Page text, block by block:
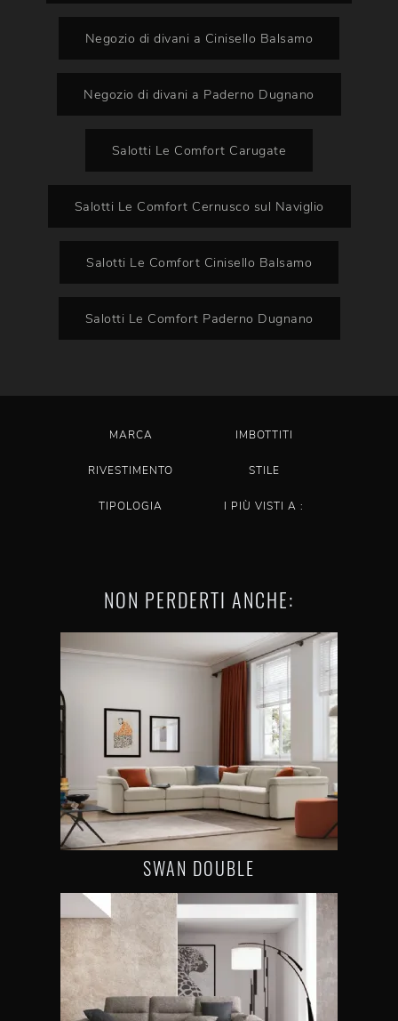
Negozio di divani a Cinisello Balsamo
Negozio di divani a Paderno Dugnano
Salotti Le Comfort Carugate
Salotti Le Comfort Cernusco sul Naviglio
Salotti Le Comfort Cinisello Balsamo
Salotti Le Comfort Paderno Dugnano
MARCA IMBOTTITI
RIVESTIMENTO STILE
TIPOLOGIA I PIÙ VISTI A :
NON PERDERTI ANCHE:
SWAN DOUBLE